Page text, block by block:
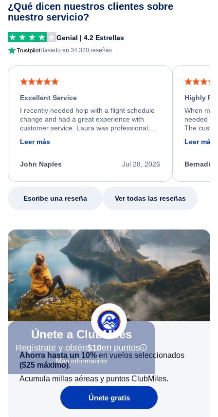
¿Qué dicen nuestros clientes sobre
nuestro servicio?
Genial | 4.2 Estrellas
Basado en 34,320 reseñas
Excellent Service
I recently needed help with a flight schedule
change and had a great experience with
customer service. Laura was professional,
friendly, and very helpful throughout the
process. She quickly found a solution and
appreciate her excellent service.
Leer más
Jul 28, 2026
John Naples
Highly
When my
needed
The
calm,
my issue.
Leer más
Escribe una reseña Ver todas las reseñas
Únete a ClubMiles
Regístrate y obtén$10en puntos
Más información
Ahorra hasta un 10% en vuelos seleccionados
($25 máximo).
Acumula millas aéreas y puntos ClubMiles.
Únete gratis